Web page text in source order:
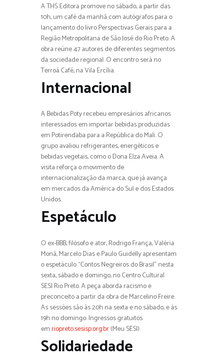
A THS Editora promove no sábado, a partir das
10h, um café da manhã com autógrafos para o
lançamento do livro Perspectivas Gerais para a
Região Metropolitana de São José do Rio Preto. A
obra reúne 47 autores de diferentes segmentos
da sociedade regional. O encontro será no
Terroá Café, na Vila Ercília.
Internacional
A Bebidas Poty recebeu empresários africanos
interessados em importar bebidas produzidas
em Potirendaba para a República do Mali. O
grupo avaliou refrigerantes, energéticos e
bebidas vegetais, como o Dona Elza Aveia. A
visita reforça o movimento de
internacionalização da marca, que já avança
em mercados da América do Sul e dos Estados
Unidos.
Espetáculo
O ex-BBB, filósofo e ator, Rodrigo França, Valéria
Monã, Marcelo Dias e Paulo Guidelly apresentam
o espetáculo “Contos Negreiros do Brasil” nesta
sexta, sábado e domingo, no Centro Cultural
SESI Rio Preto. A peça aborda racismo e
preconceito a partir da obra de Marcelino Freire.
As sessões são às 20h na sexta e no sábado, e às
19h no domingo. Ingressos gratuitos
emriopreto.sesisp.org.br(Meu SESI).
Solidariedade